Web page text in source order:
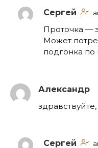
Сергей
Проточка —
Может
подгонка по
Александр
Сергей